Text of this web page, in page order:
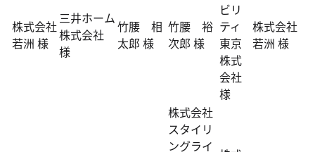
株式会社
若洲 様
三井ホーム
株式会社
様
竹腰 相
太郎 様
竹腰 裕
次郎 様
ビリ
ティ
東京
株式
会社
様
株式会社
若洲 様
株式会社
スタイリ
ングライ